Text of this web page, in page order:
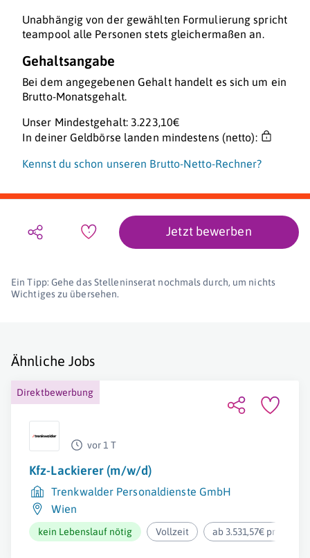
Unabhängig von der gewählten Formulierung spricht
teampool alle Personen stets gleichermaßen an.
Gehaltsangabe
Bei dem angegebenen Gehalt handelt es sich um ein
Brutto-Monatsgehalt.
Unser Mindestgehalt: 3.223,10€
In deiner Geldbörse landen mindestens (netto):
Kennst du schon unseren Brutto-Netto-Rechner?
Jetzt bewerben
Ein Tipp: Gehe das Stelleninserat nochmals durch, um nichts
Wichtiges zu übersehen.
Ähnliche Jobs
Direktbewerbung
vor 1 T
Kfz-Lackierer (m/w/d)
Trenkwalder Personaldienste GmbH
Wien
kein Lebenslauf nötig Vollzeit ab 3.531,57€ pro